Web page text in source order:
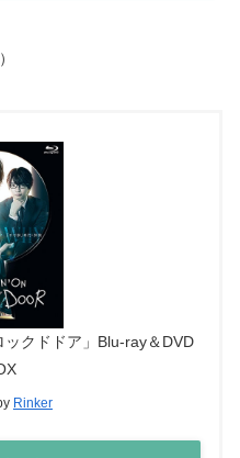
クドドア」Blu-ray＆DVD
Rinker